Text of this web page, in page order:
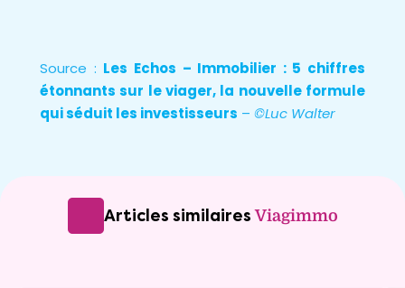
Source : Les Echos – Immobilier : 5 chiffres
étonnants sur le viager, la nouvelle formule
qui séduit les investisseurs – ©Luc Walter
Articles similairesViagimmo